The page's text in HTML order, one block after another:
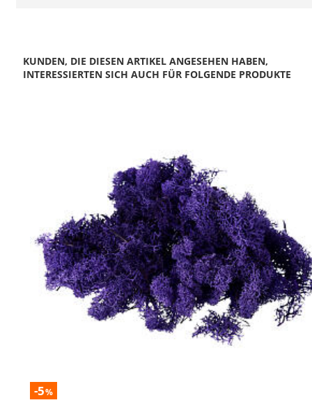
KUNDEN, DIE DIESEN ARTIKEL ANGESEHEN HABEN,
INTERESSIERTEN SICH AUCH FÜR FOLGENDE PRODUKTE
-5%